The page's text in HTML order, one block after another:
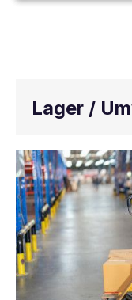
Lager /